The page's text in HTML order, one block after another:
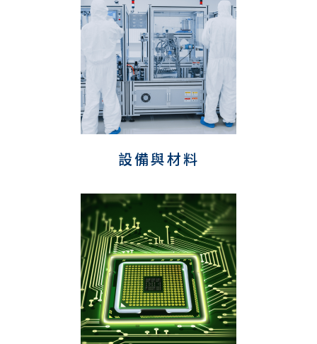
設備與材料